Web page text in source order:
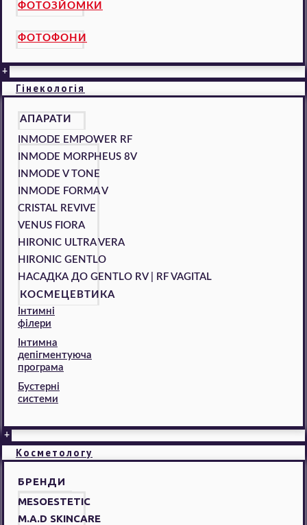
ФОТОЗЙОМКИ
ФОТОФОНИ
+
Гінекологія
АПАРАТИ
INMODE EMPOWER RF
INMODE MORPHEUS 8V
INMODE V TONE
INMODE FORMA V
CRISTAL REVIVE
VENUS FIORA
HIRONIC ULTRA VERA
HIRONIC GENTLO
НАСАДКА ДО GENTLO RV | RF VAGITAL
КОСМЕЦЕВТИКА
Інтимні
філери
Інтимна
депігментуюча
програма
Бустерні
системи
+
Косметологу
БРЕНДИ
MESOESTETIC
M.A.D SKINCARE